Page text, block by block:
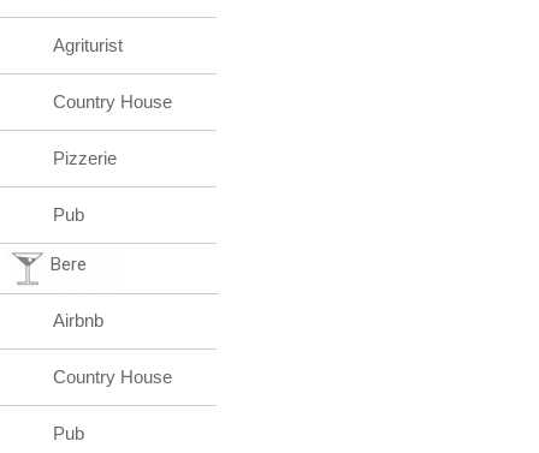
Agriturist
Country House
Pizzerie
Pub
Bere
Airbnb
Country House
Pub